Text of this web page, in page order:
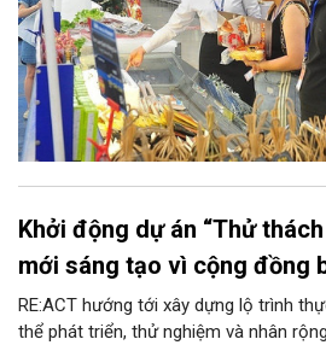
Khởi động dự án “Thử
mới sáng tạo vì cộng đồng
RE:ACT hướng tới xây dựng lộ trình
thể phát triển, thử nghiệm và nhân